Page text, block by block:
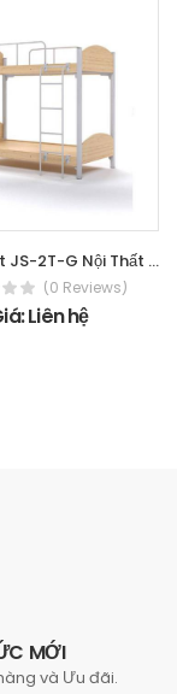
Giường sắt JS-2T-G Nội Thất 190
(0 Reviews)
Liên hệ
MỚI
và Ưu đãi.